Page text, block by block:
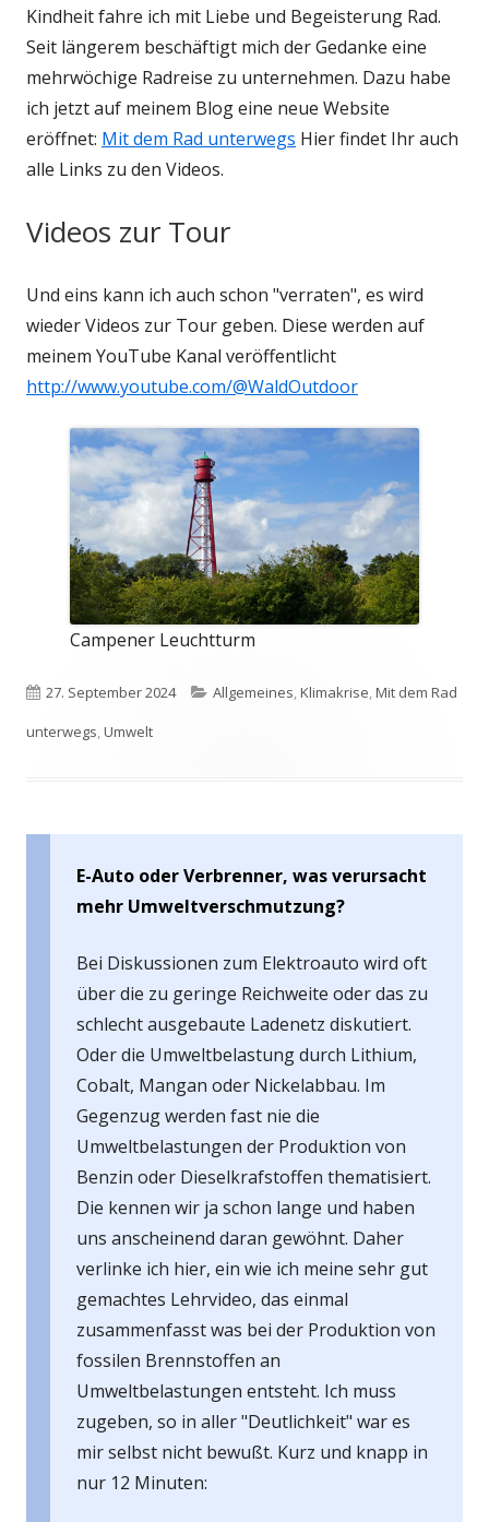
Kindheit fahre ich mit Liebe und Begeisterung Rad.
Seit längerem beschäftigt mich der Gedanke eine
mehrwöchige Radreise zu unternehmen. Dazu habe
ich jetzt auf meinem Blog eine neue Website
eröffnet: Mit dem Rad unterwegs Hier findet Ihr auch
alle Links zu den Videos.
Videos zur Tour
Und eins kann ich auch schon "verraten", es wird
wieder Videos zur Tour geben. Diese werden auf
meinem YouTube Kanal veröffentlicht
http://www.youtube.com/@WaldOutdoor
Campener Leuchtturm
Veröffentlicht
am
27. September 2024 Kategorien
Allgemeines,Klimakrise,Mit dem Rad
unterwegs,Umwelt
E-Auto oder Verbrenner, was verursacht
mehr Umweltverschmutzung?
Bei Diskussionen zum Elektroauto wird oft
über die zu geringe Reichweite oder das zu
schlecht ausgebaute Ladenetz diskutiert.
Oder die Umweltbelastung durch Lithium,
Cobalt, Mangan oder Nickelabbau. Im
Gegenzug werden fast nie die
Umweltbelastungen der Produktion von
Benzin oder Dieselkrafstoffen thematisiert.
Die kennen wir ja schon lange und haben
uns anscheinend daran gewöhnt. Daher
verlinke ich hier, ein wie ich meine sehr gut
gemachtes Lehrvideo, das einmal
zusammenfasst was bei der Produktion von
fossilen Brennstoffen an
Umweltbelastungen entsteht. Ich muss
zugeben, so in aller "Deutlichkeit" war es
mir selbst nicht bewußt. Kurz und knapp in
nur 12 Minuten: